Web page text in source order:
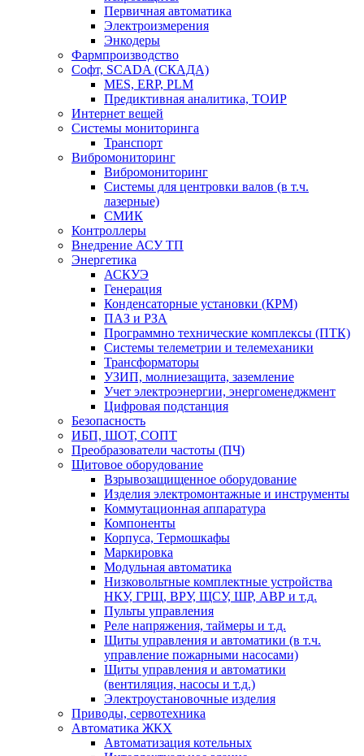
Первичная автоматика
Электроизмерения
Энкодеры
Фармпроизводство
Софт, SCADA (СКАДА)
MES, ERP, PLM
Предиктивная аналитика, ТОИР
Интернет вещей
Системы мониторинга
Транспорт
Вибромониторинг
Вибромониторинг
Системы для центровки валов (в т.ч.
лазерные)
СМИК
Контроллеры
Внедрение АСУ ТП
Энергетика
АСКУЭ
Генерация
Конденсаторные установки (КРМ)
ПАЗ и РЗА
Программно технические комплексы (ПТК)
Системы телеметрии и телемеханики
Трансформаторы
УЗИП, молниезащита, заземление
Учет электроэнергии, энергоменеджмент
Цифровая подстанция
Безопасность
ИБП, ШОТ, СОПТ
Преобразователи частоты (ПЧ)
Щитовое оборудование
Взрывозащищенное оборудование
Изделия электромонтажные и инструменты
Коммутационная аппаратура
Компоненты
Корпуса, Термошкафы
Маркировка
Модульная автоматика
Низковольтные комплектные устройства
НКУ, ГРЩ, ВРУ, ЩСУ, ШР, АВР и т.д.
Пульты управления
Реле напряжения, таймеры и т.д.
Щиты управления и автоматики (в т.ч.
управление пожарными насосами)
Щиты управления и автоматики
(вентиляция, насосы и т.д.)
Электроустановочные изделия
Приводы, сервотехника
Автоматика ЖКХ
Автоматизация котельных